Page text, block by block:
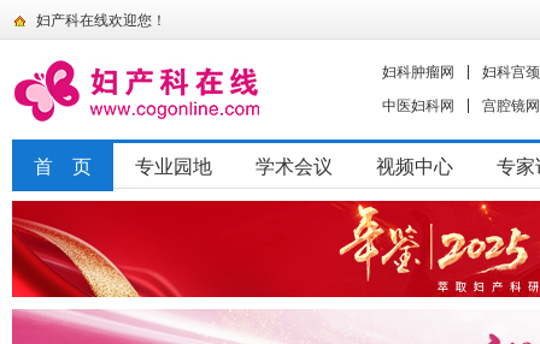
妇产科在线欢迎您！
妇科肿瘤网
妇科宫
中医妇科网
宫腔镜网
首 页 专业园地 学术会议 视频中心 专家